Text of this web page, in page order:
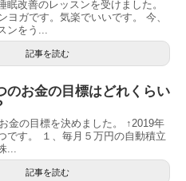
眠改善のレッスンを受けました。
ヨガです。気楽でいいです。 今、
ンをう...
記事を読む
のお金の目標はどれくらい
金の目標を決めました。 ↑2019年
です。 １、毎月５万円の自動積立
...
記事を読む